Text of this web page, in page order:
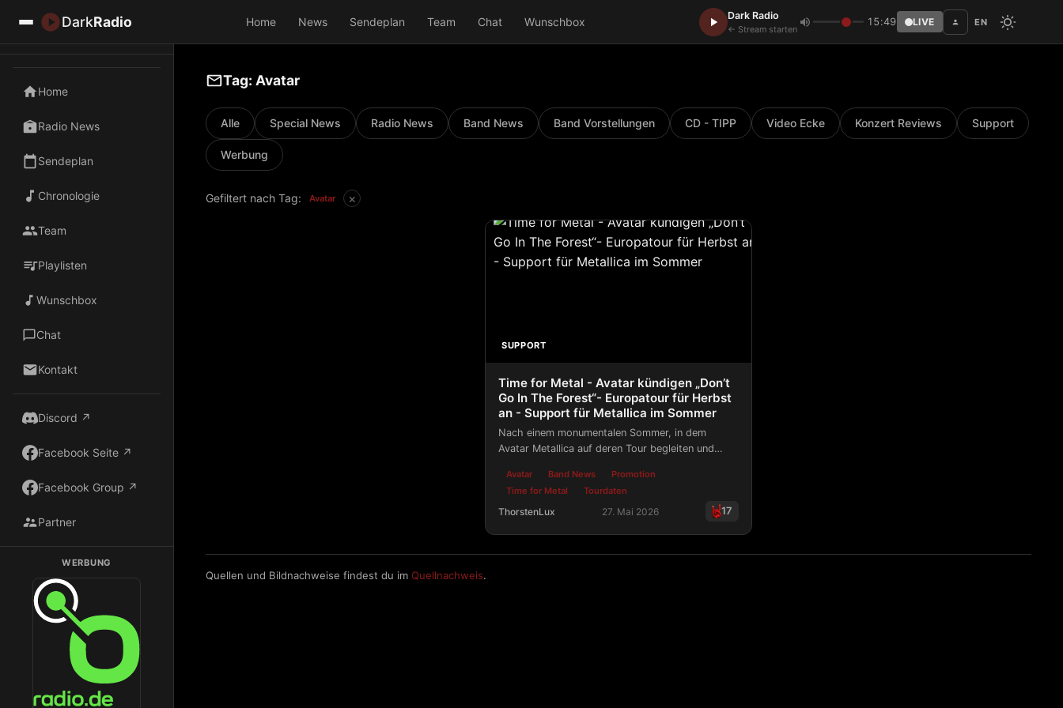
DarkRadio Home News Sendeplan Team Chat Wunschbox Dark Radio
← Stream starten
15:49 LIVE EN
Home
Radio News
Sendeplan
Chronologie
Team
Playlisten
Wunschbox
Chat
Kontakt
Discord ↗
Facebook Seite ↗
Facebook Group ↗
Partner
WERBUNG
Dark Radio auf Radio.de hören
Tag: Avatar
Alle Special News Radio News Band News Band Vorstellungen CD - TIPP Video Ecke Konzert Reviews Support
Werbung
Gefiltert nach Tag: Avatar ×
SUPPORT
Time for Metal - Avatar kündigen „Don’t
Go In The Forest“- Europatour für Herbst
an - Support für Metallica im Sommer
Nach einem monumentalen Sommer, in dem
Avatar Metallica auf deren Tour begleiten und
zum Beben bringen werden, geht es weiter bis
nach Australien.
Avatar Band News
Promotion
Time for Metal
Tourdaten
ThorstenLux 27. Mai 2026 17
Quellen und Bildnachweise findest du im Quellnachweis.